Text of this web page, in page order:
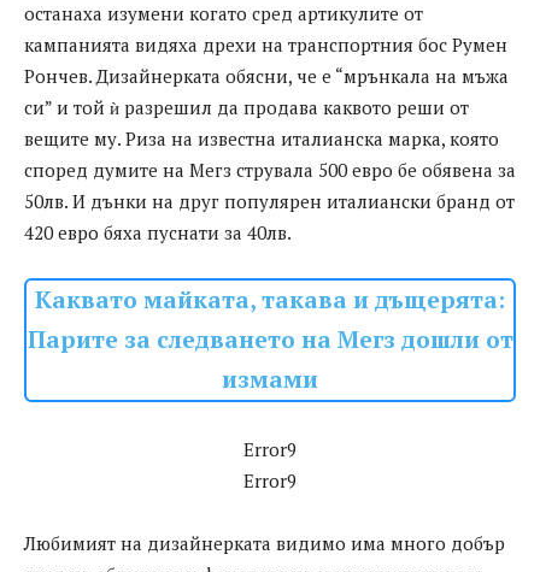
останаха изумени когато сред артикулите от
кампанията видяха дрехи на транспортния бос Румен
Рончев. Дизайнерката обясни, че е “мрънкала на мъжа
си” и той ѝ разрешил да продава каквото реши от
вещите му. Риза на известна италианска марка, която
според думите на Мегз струвала 500 евро бе обявена за
50лв. И дънки на друг популярен италиански бранд от
420 евро бяха пуснати за 40лв.
Каквато майката, такава и дъщерята:
Парите за следването на Мегз дошли от
измами
Error9
Error9
Любимият на дизайнерката видимо има много добър